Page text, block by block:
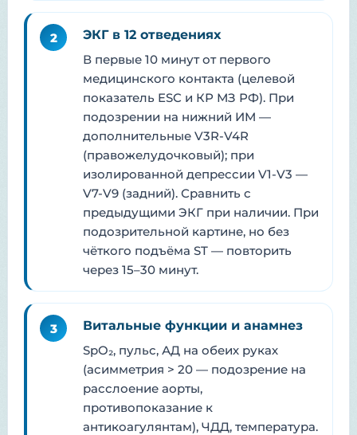
2
ЭКГ в 12 отведениях
В первые 10 минут от первого
медицинского контакта (целевой
показатель ESC и КР МЗ РФ). При
подозрении на нижний ИМ —
дополнительные V3R-V4R
(правожелудочковый); при
изолированной депрессии V1-V3 —
V7-V9 (задний). Сравнить с
предыдущими ЭКГ при наличии. При
подозрительной картине, но без
чёткого подъёма ST — повторить
через 15–30 минут.
3
Витальные функции и анамнез
SpO₂, пульс, АД на обеих руках
(асимметрия > 20 — подозрение на
расслоение аорты,
противопоказание к
антикоагулянтам), ЧДД, температура.